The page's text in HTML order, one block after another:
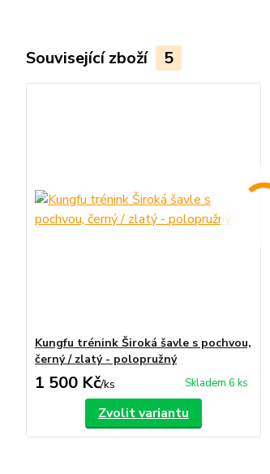
Související zboží 5
Kungfu trénink Široká šavle s pochvou,
černý / zlatý - polopružný
1 500 Kč/ks Skladem 6 ks
Zvolit variantu